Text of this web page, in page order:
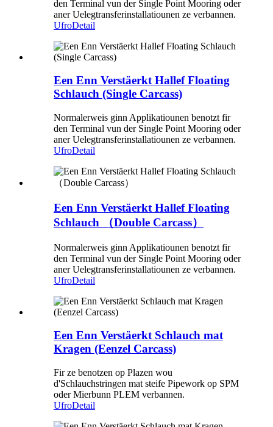
den Terminal vun der Single Point Mooring oder
aner Uelegtransferinstallatiounen ze verbannen.
UfroDetail
Een Enn Verstäerkt Hallef Floating
Schlauch (Single Carcass)
Normalerweis ginn Applikatiounen benotzt fir
den Terminal vun der Single Point Mooring oder
aner Uelegtransferinstallatiounen ze verbannen.
UfroDetail
Een Enn Verstäerkt Hallef Floating
Schlauch （Double Carcass）
Normalerweis ginn Applikatiounen benotzt fir
den Terminal vun der Single Point Mooring oder
aner Uelegtransferinstallatiounen ze verbannen.
UfroDetail
Een Enn Verstäerkt Schlauch mat
Kragen (Eenzel Carcass)
Fir ze benotzen op Plazen wou
d'Schlauchstringen mat steife Pipework op SPM
oder Mierbunn PLEM verbannen.
UfroDetail